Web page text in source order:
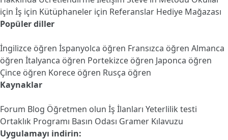
için İş için Kütüphaneler için Referanslar Hediye Mağazası
Popüler diller
İngilizce öğren İspanyolca öğren Fransızca öğren Almanca
öğren İtalyanca öğren Portekizce öğren Japonca öğren
Çince öğren Korece öğren Rusça öğren
Kaynaklar
Forum Blog Öğretmen olun İş İlanları Yeterlilik testi
Ortaklık Programı Basın Odası Gramer Kılavuzu
Uygulamayı indirin: